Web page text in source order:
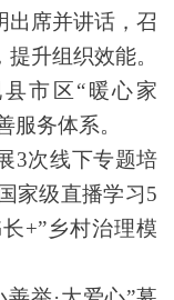
出席并讲话，召
升组织效能。
市区“暖心家
服务体系。
3次线下专题培
家级直播学习5
+”乡村治理模